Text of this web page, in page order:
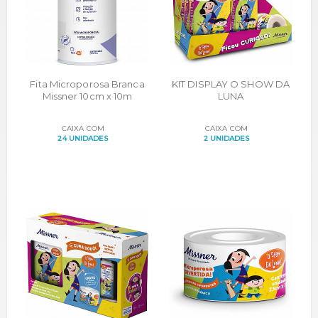
Fita Microporosa Branca
Missner 10cm x 10m
CAIXA COM
24 UNIDADES
KIT DISPLAY O SHOW DA
LUNA
CAIXA COM
2 UNIDADES